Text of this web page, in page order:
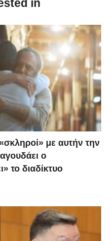
τιτάνια προσπάθεια
έχει καταφέρει να
σιγά σιγά τα πρώτα
και η κάμερα της
Ζήνα» ήταν στο πλευρό
της να
όρθια.ην προσπάθειά
πάλι όρθια.
in
με αυτήν την
ο
το διαδίκτυο